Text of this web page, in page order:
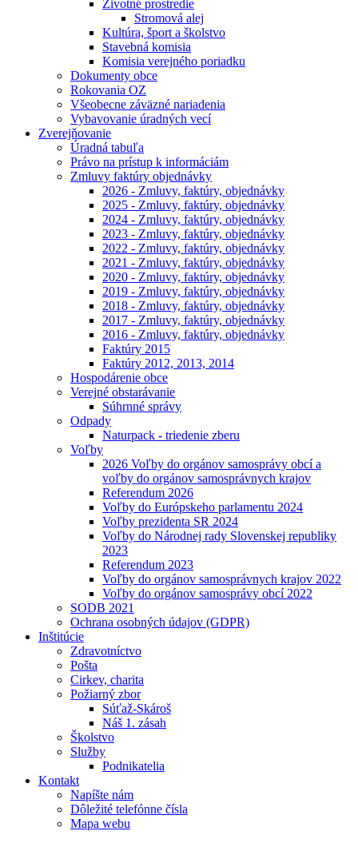
Životné prostredie
Stromová alej
Kultúra, šport a školstvo
Stavebná komisia
Komisia verejného poriadku
Dokumenty obce
Rokovania OZ
Všeobecne záväzné nariadenia
Vybavovanie úradných vecí
Zverejňovanie
Úradná tabuľa
Právo na prístup k informáciám
Zmluvy faktúry objednávky
2026 - Zmluvy, faktúry, objednávky
2025 - Zmluvy, faktúry, objednávky
2024 - Zmluvy, faktúry, objednávky
2023 - Zmluvy, faktúry, objednávky
2022 - Zmluvy, faktúry, objednávky
2021 - Zmluvy, faktúry, objednávky
2020 - Zmluvy, faktúry, objednávky
2019 - Zmluvy, faktúry, objednávky
2018 - Zmluvy, faktúry, objednávky
2017 - Zmluvy, faktúry, objednávky
2016 - Zmluvy, faktúry, objednávky
Faktúry 2015
Faktúry 2012, 2013, 2014
Hospodárenie obce
Verejné obstarávanie
Súhrnné správy
Odpady
Naturpack - triedenie zberu
Voľby
2026 Voľby do orgánov samosprávy obcí a
voľby do orgánov samosprávnych krajov
Referendum 2026
Voľby do Európskeho parlamentu 2024
Voľby prezidenta SR 2024
Voľby do Národnej rady Slovenskej republiky
2023
Referendum 2023
Voľby do orgánov samosprávnych krajov 2022
Voľby do orgánov samosprávy obcí 2022
SODB 2021
Ochrana osobných údajov (GDPR)
Inštitúcie
Zdravotníctvo
Pošta
Cirkev, charita
Požiarný zbor
Súťaž-Skároš
Náš 1. zásah
Školstvo
Služby
Podnikatelia
Kontakt
Napíšte nám
Dôležité telefónne čísla
Mapa webu